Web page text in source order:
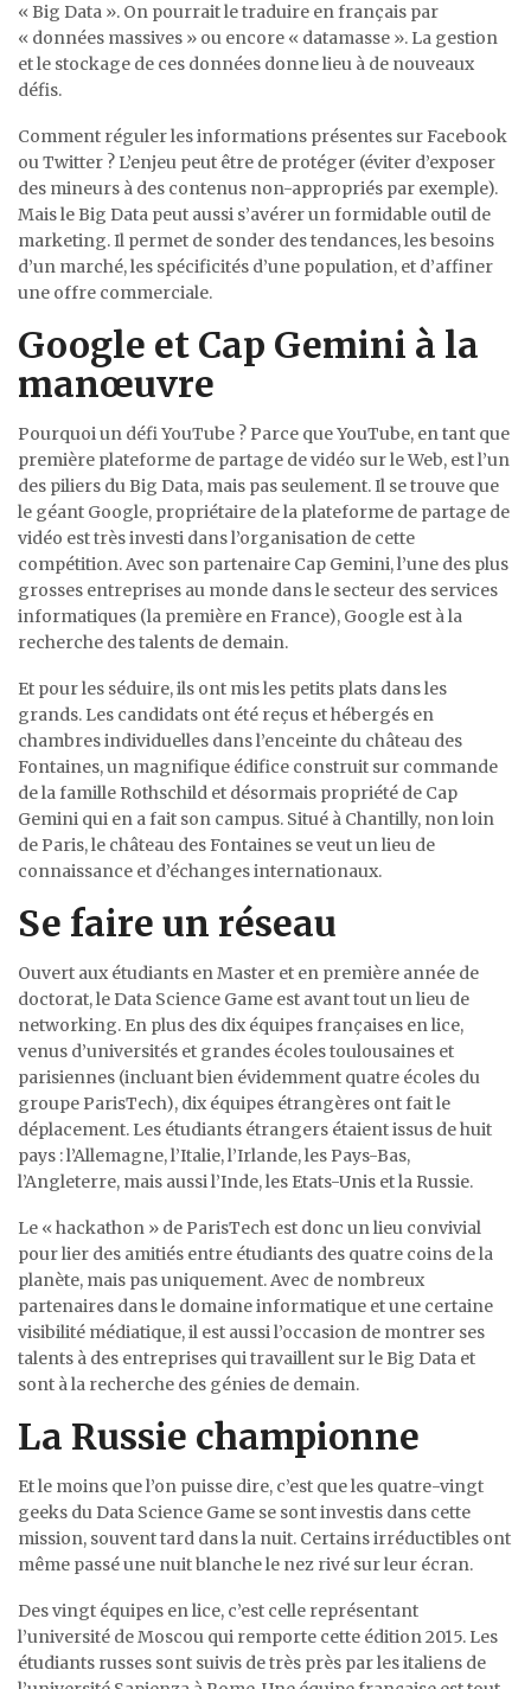
« Big Data ». On pourrait le traduire en français par
« données massives » ou encore « datamasse ». La gestion
et le stockage de ces données donne lieu à de nouveaux
défis.
Comment réguler les informations présentes sur Facebook
ou Twitter ? L’enjeu peut être de protéger (éviter d’exposer
des mineurs à des contenus non-appropriés par exemple).
Mais le Big Data peut aussi s’avérer un formidable outil de
marketing. Il permet de sonder des tendances, les besoins
d’un marché, les spécificités d’une population, et d’affiner
une offre commerciale.
Google et Cap Gemini à la
manœuvre
Pourquoi un défi YouTube ? Parce que YouTube, en tant que
première plateforme de partage de vidéo sur le Web, est l’un
des piliers du Big Data, mais pas seulement. Il se trouve que
le géant Google, propriétaire de la plateforme de partage de
vidéo est très investi dans l’organisation de cette
compétition. Avec son partenaire Cap Gemini, l’une des plus
grosses entreprises au monde dans le secteur des services
informatiques (la première en France), Google est à la
recherche des talents de demain.
Et pour les séduire, ils ont mis les petits plats dans les
grands. Les candidats ont été reçus et hébergés en
chambres individuelles dans l’enceinte du château des
Fontaines, un magnifique édifice construit sur commande
de la famille Rothschild et désormais propriété de Cap
Gemini qui en a fait son campus. Situé à Chantilly, non loin
de Paris, le château des Fontaines se veut un lieu de
connaissance et d’échanges internationaux.
Se faire un réseau
Ouvert aux étudiants en Master et en première année de
doctorat, le Data Science Game est avant tout un lieu de
networking. En plus des dix équipes françaises en lice,
venus d’universités et grandes écoles toulousaines et
parisiennes (incluant bien évidemment quatre écoles du
groupe ParisTech), dix équipes étrangères ont fait le
déplacement. Les étudiants étrangers étaient issus de huit
pays : l’Allemagne, l’Italie, l’Irlande, les Pays-Bas,
l’Angleterre, mais aussi l’Inde, les Etats-Unis et la Russie.
Le « hackathon » de ParisTech est donc un lieu convivial
pour lier des amitiés entre étudiants des quatre coins de la
planète, mais pas uniquement. Avec de nombreux
partenaires dans le domaine informatique et une certaine
visibilité médiatique, il est aussi l’occasion de montrer ses
talents à des entreprises qui travaillent sur le Big Data et
sont à la recherche des génies de demain.
La Russie championne
Et le moins que l’on puisse dire, c’est que les quatre-vingt
geeks du Data Science Game se sont investis dans cette
mission, souvent tard dans la nuit. Certains irréductibles ont
même passé une nuit blanche le nez rivé sur leur écran.
Des vingt équipes en lice, c’est celle représentant
l’université de Moscou qui remporte cette édition 2015. Les
étudiants russes sont suivis de très près par les italiens de